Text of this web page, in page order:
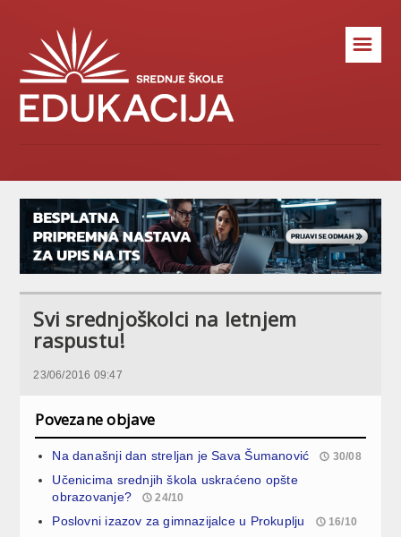
☰
Svi srednjoškolci na letnjem
raspustu!
23/06/2016 09:47
Povezane objave
Na današnji dan streljan je Sava Šumanović 30/08
Učenicima srednjih škola uskraćeno opšte
obrazovanje?
24/10
Poslovni izazov za gimnazijalce u Prokuplju 16/10